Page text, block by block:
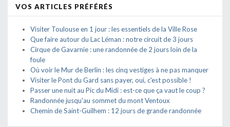
VOS ARTICLES PRÉFÉRÉS
Visiter Toulouse en 1 jour : les essentiels de la Ville Rose
Que faire autour du Lac Léman : notre circuit de 3 jours
Cirque de Gavarnie : une randonnée de 2 jours loin de la
foule
Où voir le Mur de Berlin : les cinq vestiges à ne pas manquer
Visiter le Pont du Gard sans payer, oui, c'est possible !
Passer une nuit au Pic du Midi : est-ce que ça vaut le coup ?
Randonnée jusqu'au sommet du mont Ventoux
Chemin de Saint-Guilhem : 12 jours de grande randonnée